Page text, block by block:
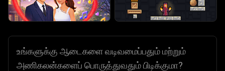
உங்களுக்கு ஆடைகளை வடிவமைப்பதும் மற்றும்
அணிகலன்களைப் பொருத்துவதும் பிடிக்குமா?